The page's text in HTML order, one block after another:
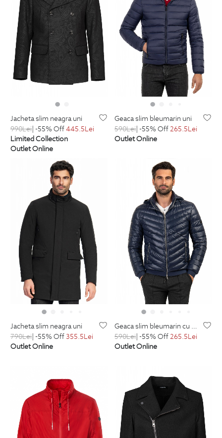
jacheta slim neagra uni
990Lei| -55% Off445.5Lei
Limited Collection
Outlet Online
geaca slim bleumarin uni
590Lei| -55% Off265.5Lei
Outlet Online
jacheta slim neagra uni
790Lei| -55% Off355.5Lei
Outlet Online
geaca slim bleumarin cu puf si gluga detasabila
590Lei| -55% Off265.5Lei
Outlet Online